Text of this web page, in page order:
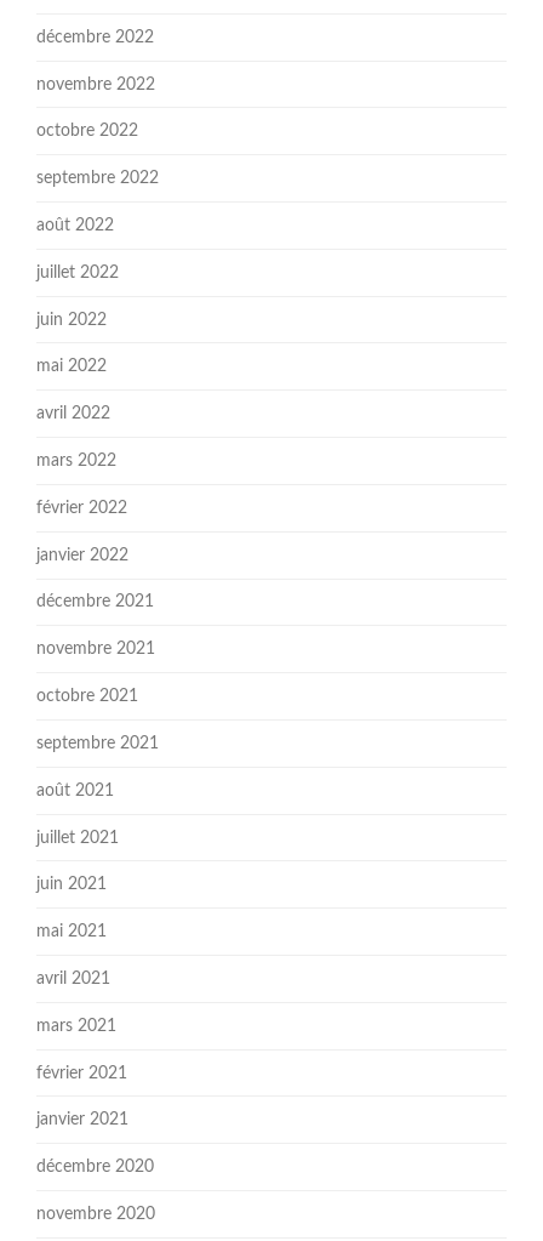
décembre 2022
novembre 2022
octobre 2022
septembre 2022
août 2022
juillet 2022
juin 2022
mai 2022
avril 2022
mars 2022
février 2022
janvier 2022
décembre 2021
novembre 2021
octobre 2021
septembre 2021
août 2021
juillet 2021
juin 2021
mai 2021
avril 2021
mars 2021
février 2021
janvier 2021
décembre 2020
novembre 2020